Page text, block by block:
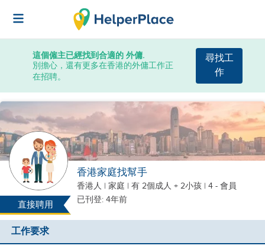
這個僱主已經找到合適的 外傭.
別擔心，還有更多在香港的外傭工作正
在招聘。
尋找工
作
直接聘用
香港家庭找幫手
香港人 | 家庭 | 有 2個成人 + 2小孩 | 4 - 會員
已刊登: 4年前
工作要求